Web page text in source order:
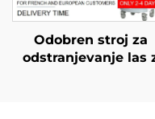
Odobren stroj za
odstranjevanje las